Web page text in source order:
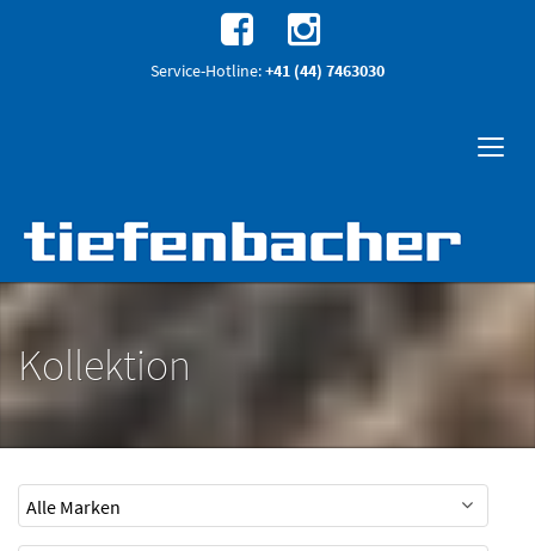
Service-Hotline:+41 (44) 7463030
Kollektion